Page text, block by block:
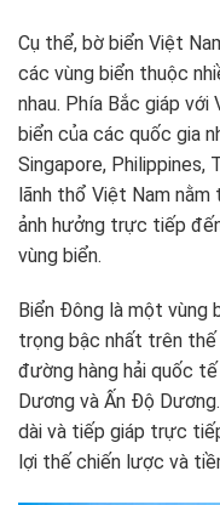
Cụ thể, bờ biển Việt
các vùng biển thuộc
nhau. Phía Bắc giáp với
biển của các quốc gia
Singapore, Philippines,
lãnh thổ Việt Nam nằm
ảnh hưởng trực tiếp
vùng biển.
Biển Đông là một vùng
trọng bậc nhất trên
đường hàng hải quốc
Dương và Ấn Độ
dài và tiếp giáp trực
lợi thế chiến lược và